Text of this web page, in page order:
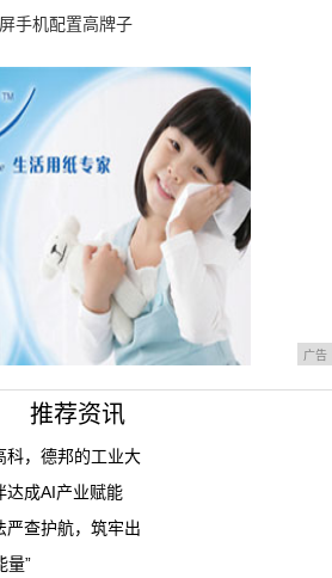
手机配置高牌子
天在武汉汉街开
广告
推荐资讯
科，德邦的工业大
达成AI产业赋能
严查护航，筑牢出
量”